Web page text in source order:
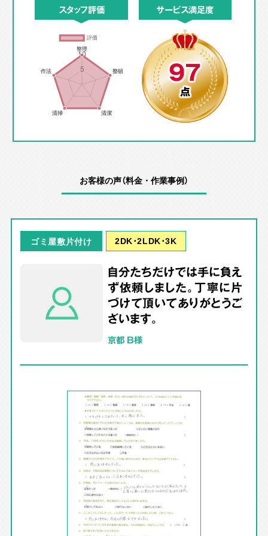
スタッフ評価 サービス満足度
97
点
お客様の声（料金・作業事例）
ゴミ屋敷片付け 2DK･2LDK･3K
自分たちだけでは手に負え
ず依頼しました。丁寧に片
づけて頂いてありがとうご
ざいます。
京都 B様